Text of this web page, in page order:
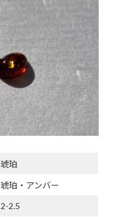
琥珀
琥珀・アンバー
2-2.5